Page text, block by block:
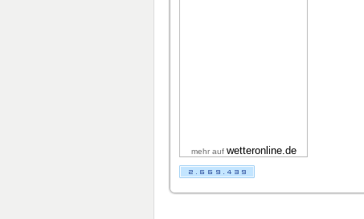
mehr auf wetteronline.de